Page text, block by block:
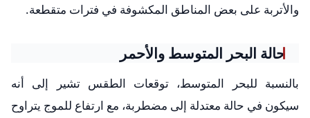
والأتربة على بعض المناطق المكشوفة في فترات متقطعة.
حالة البحر المتوسط والأحمر
بالنسبة للبحر المتوسط، توقعات الطقس تشير إلى أنه
سيكون في حالة معتدلة إلى مضطربة، مع ارتفاع للموج يتراوح